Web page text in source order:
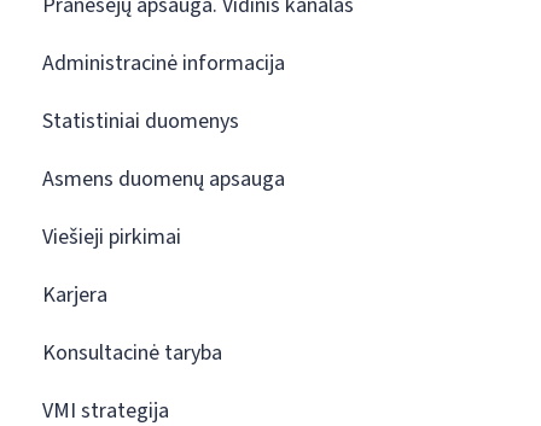
Administracinė informacija
Statistiniai duomenys
Asmens duomenų apsauga
Viešieji pirkimai
Karjera
Konsultacinė taryba
VMI strategija